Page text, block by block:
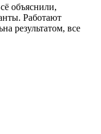
объяснили,
Работают
результатом, все